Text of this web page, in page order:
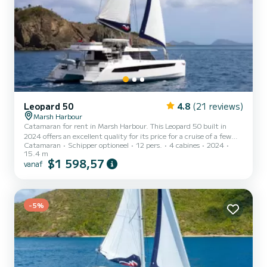
Leopard 50 4.8 (21 reviews)
Marsh Harbour
Catamaran for rent in Marsh Harbour. This Leopard 50 built in
2024 offers an excellent quality for its price for a cruise of a few
days or even a few weeks. The boat has 4 cabins with all comfort
and a capacity of 12 people. With an overall length of 15 meters, it
will be your best ally to spend an exceptional vacation on the water
Catamaran Schipper optioneel 12 pers. 4 cabines
2024
15.4 m
vanaf $1 598,57
-5%